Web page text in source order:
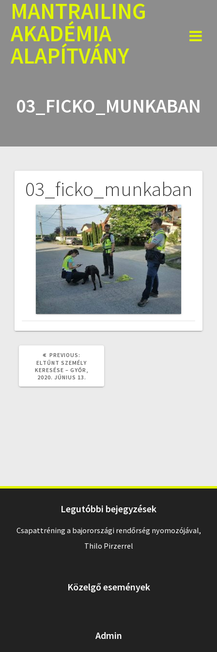
Skip
to
MANTRAILING
AKADÉMIA
ALAPÍTVÁNY
03_FICKO_MUNKABAN
03_ficko_munkaban
Bejegyzés
navigáció
PREVIOUS:
POST:
ELTŰNT SZEMÉLY
KERESÉSE – GYŐR,
2020. JÚNIUS 13.
Legutóbbi bejegyzések
Csapattréning a bajorországi rendőrség nyomozójával,
Thilo Pirzerrel
Közelgő események
Admin